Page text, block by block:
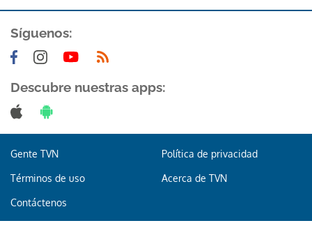
Síguenos:
Descubre nuestras apps:
Gente TVN Política de privacidad
Términos de uso Acerca de TVN
Contáctenos